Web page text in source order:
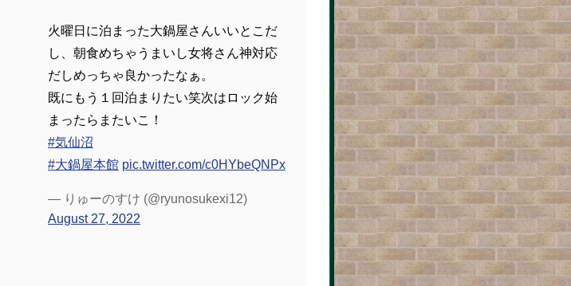
火曜日に泊まった大鍋屋さんいいとこだ
し、朝食めちゃうまいし女将さん神対応
だしめっちゃ良かったなぁ。
既にもう１回泊まりたい笑次はロック始
まったらまたいこ！
#気仙沼
#大鍋屋本館 pic.twitter.com/c0HYbeQNPx
— りゅーのすけ (@ryunosukexi12)
August 27, 2022